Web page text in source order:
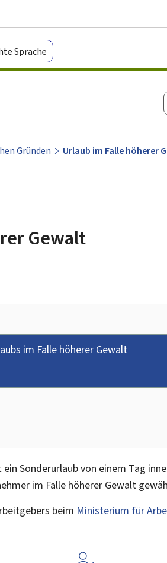
Sprache
Gründen
Urlaub im Falle höherer
Gewalt
im Falle höherer Gewalt
Sonderurlaub von einem Tag
im Falle höherer Gewalt
beim Ministerium für